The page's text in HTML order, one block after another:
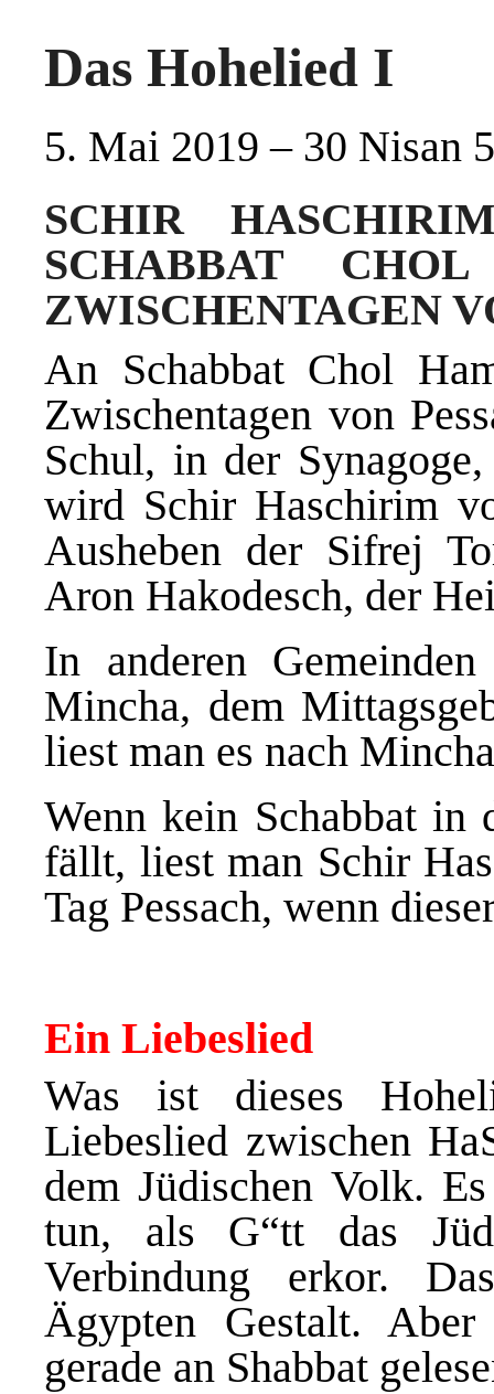
Das Hohelied I
5. Mai 2019 – 30 Nisan
SCHIR
SCHABBAT
ZWISCHENTAGEN
An Schabbat Chol
Zwischentagen von
Schul, in der
wird Schir Haschirim
Ausheben der Sifrej
Aron Hakodesch, der
In anderen
Mincha, dem
liest man es nach
Wenn kein Schabbat in
fällt, liest man Schir
Tag Pessach, wenn
Ein Liebeslied
Was ist dieses
Liebeslied zwischen
dem Jüdischen Volk.
tun, als G“tt das
Verbindung erkor.
Ägypten Gestalt.
gerade an Shabbat